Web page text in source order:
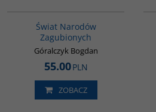
Świat Narodów
Zagubionych
Góralczyk Bogdan
55.00PLN
ZOBACZ